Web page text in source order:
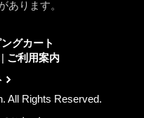
あります。
グカート
| ご利用案内
All Rights Reserved.